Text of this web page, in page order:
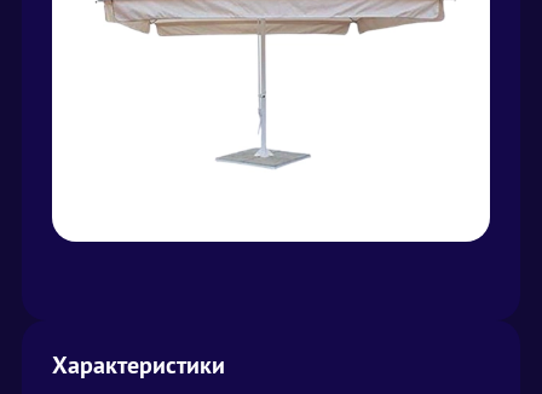
Характеристики